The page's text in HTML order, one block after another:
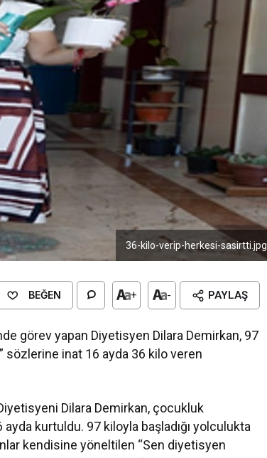
36-kilo-verip-herkesi-sasirtti.jpg
BEĞEN + - PAYLAŞ
görev yapan Diyetisyen Dilara Demirkan, 97
sözlerine inat 16 ayda 36 kilo veren
Dilara Demirkan, çocukluk
kurtuldu. 97 kiloyla başladığı yolculukta
kendisine yöneltilen “Sen diyetisyen